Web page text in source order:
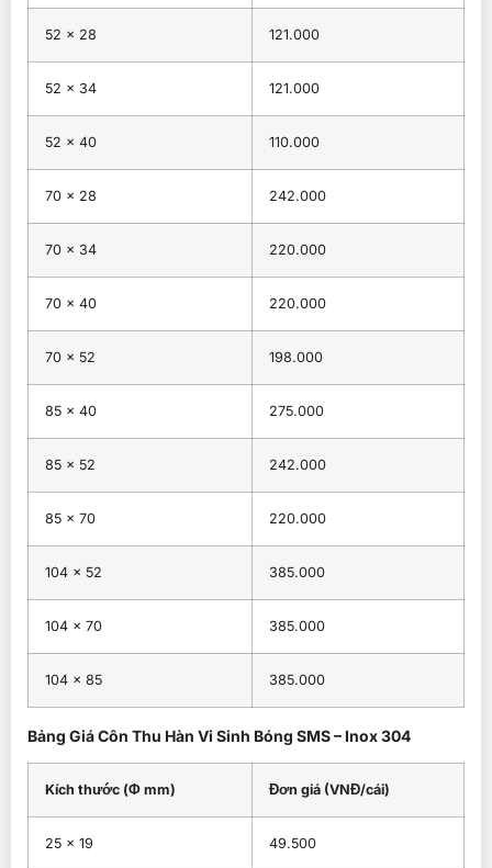
52 × 28 121.000
52 × 34 121.000
52 × 40 110.000
70 × 28 242.000
70 × 34 220.000
70 × 40 220.000
70 × 52 198.000
85 × 40 275.000
85 × 52 242.000
85 × 70 220.000
104 × 52 385.000
104 × 70 385.000
104 × 85 385.000
Bảng Giá Côn Thu Hàn Vi Sinh Bóng SMS – Inox 304
Kích thước (Φ mm) Đơn giá (VNĐ/cái)
25 × 19 49.500